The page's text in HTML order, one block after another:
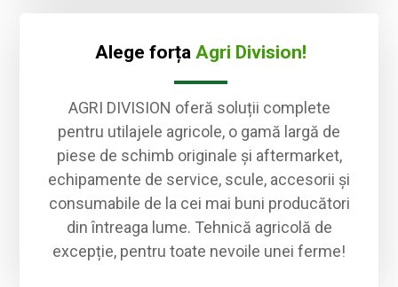
Alege forța Agri Division!
AGRI DIVISION oferă soluții complete
pentru utilajele agricole, o gamă largă de
piese de schimb originale și aftermarket,
echipamente de service, scule, accesorii și
consumabile de la cei mai buni producători
din întreaga lume. Tehnică agricolă de
excepție, pentru toate nevoile unei ferme!